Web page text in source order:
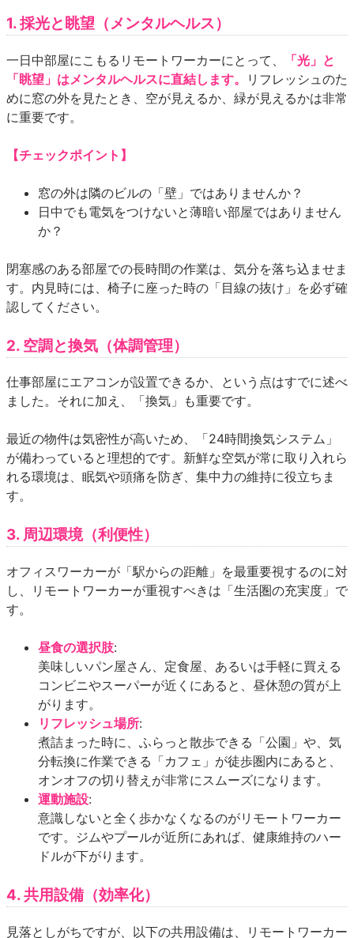
1. 採光と眺望（メンタルヘルス）
一日中部屋にこもるリモートワーカーにとって、
「光」と
「眺望」はメンタルヘルスに直結します。
リフレッシュのた
めに窓の外を見たとき、空が見えるか、緑が見えるかは非常
に重要です。
【チェックポイント】
窓の外は隣のビルの「壁」ではありませんか？
日中でも電気をつけないと薄暗い部屋ではありません
か？
閉塞感のある部屋での長時間の作業は、気分を落ち込ませま
す。内見時には、椅子に座った時の「目線の抜け」を必ず確
認してください。
2. 空調と換気（体調管理）
仕事部屋にエアコンが設置できるか、という点はすでに述べ
ました。それに加え、「換気」も重要です。
最近の物件は気密性が高いため、「24時間換気システム」
が備わっていると理想的です。新鮮な空気が常に取り入れら
れる環境は、眠気や頭痛を防ぎ、集中力の維持に役立ちま
す。
3. 周辺環境（利便性）
オフィスワーカーが「駅からの距離」を最重要視するのに対
し、リモートワーカーが重視すべきは「生活圏の充実度」で
す。
昼食の選択肢:
美味しいパン屋さん、定食屋、あるいは手軽に買える
コンビニやスーパーが近くにあると、昼休憩の質が上
がります。
リフレッシュ場所:
煮詰まった時に、ふらっと散歩できる「公園」や、気
分転換に作業できる「カフェ」が徒歩圏内にあると、
オンオフの切り替えが非常にスムーズになります。
運動施設:
意識しないと全く歩かなくなるのがリモートワーカー
です。ジムやプールが近所にあれば、健康維持のハー
ドルが下がります。
4. 共用設備（効率化）
見落としがちですが、以下の共用設備は、リモートワーカー